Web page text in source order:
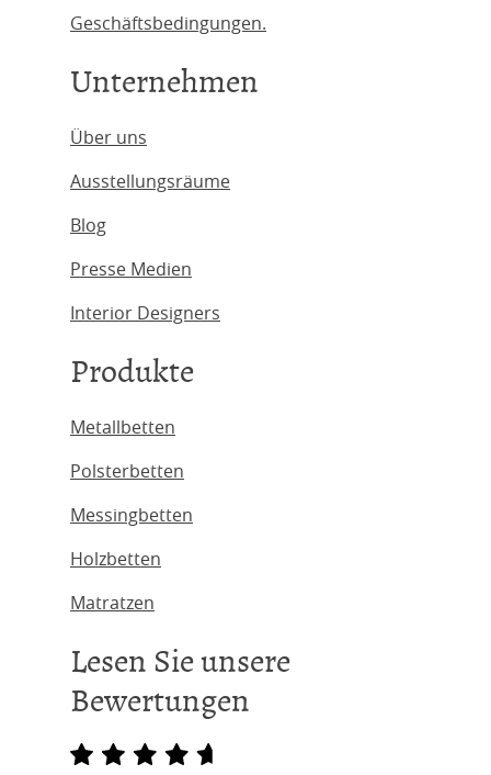
Geschäftsbedingungen.
Unternehmen
Über uns
Ausstellungsräume
Blog
Presse Medien
Interior Designers
Produkte
Metallbetten
Polsterbetten
Messingbetten
Holzbetten
Matratzen
Lesen Sie unsere
Bewertungen